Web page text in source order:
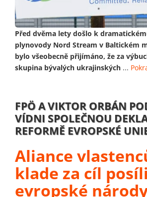
Před dvěma lety došlo k
plynovody Nord Stream v Baltickém
bylo všeobecně přijímáno, že za
skupina bývalých ukrajinských ...
FPÖ A VIKTOR ORBÁN
VÍDNI SPOLEČNOU
REFORMĚ EVROPSKÉ
Aliance
klade za cíl
evropské